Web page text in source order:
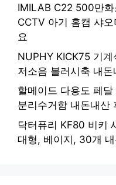
IMILAB C22 500만
CCTV 아기 홈캠 샤
요
NUPHY KICK75 기
저소음 블러시축 내돈
할메이드 다용도 페
분리수거함 내돈내산
닥터퓨리 KF80 비키
대형, 베이지, 30개